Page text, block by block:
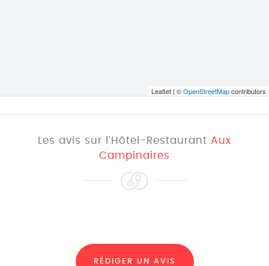
Leaflet | ©OpenStreetMapcontributors
Les avis sur l'Hôtel-Restaurant Aux
Campinaires
RÉDIGER UN AVIS